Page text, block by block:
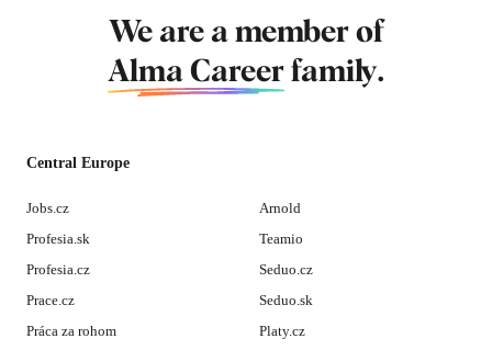
We are a member of
Alma Career family.
Central Europe
Jobs.cz
Profesia.sk
Profesia.cz
Prace.cz
Práca za rohom
Arnold
Teamio
Seduo.cz
Seduo.sk
Platy.cz